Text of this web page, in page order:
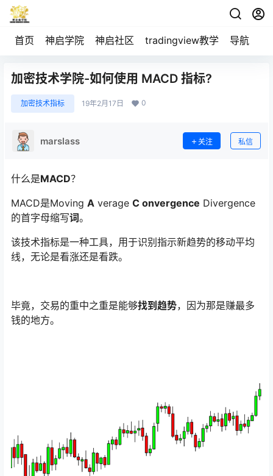
首页 神启学院 神启社区 tradingview教学 导航
加密技术学院-如何使用 MACD 指标?
加密技术指标 19年2月17日 0
marslass 关注 私信
什么是MACD？
MACD是Moving A verage C onvergence Divergence
的首字母缩写词。
该技术指标是一种工具，用于识别指示新趋势的移动平均
线，无论是看涨还是看跌。
毕竟，交易的重中之重是能够找到趋势，因为那是赚最多
钱的地方。